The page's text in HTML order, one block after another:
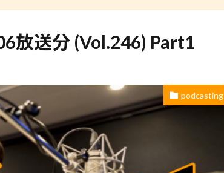
放送分 (Vol.246) Part1
podcasting